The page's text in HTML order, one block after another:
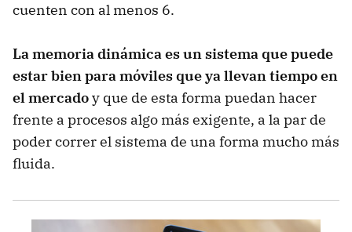
cuenten con al menos 6.
La memoria dinámica es un sistema que puede
estar bien para móviles que ya llevan tiempo en
el mercadoy que de esta forma puedan hacer
frente a procesos algo más exigente, a la par de
poder correr el sistema de una forma mucho más
fluida.